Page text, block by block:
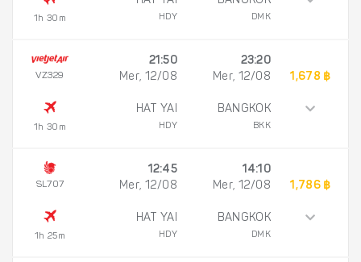
1h 30m HDY DMK
VZ329
1h 30m
21:50
Mer, 12/08
HAT YAI
HDY
23:20
Mer, 12/08
BANGKOK
BKK
1,678 ฿
SL707
1h 25m
12:45
Mer, 12/08
HAT YAI
HDY
14:10
Mer, 12/08
BANGKOK
DMK
1,786 ฿